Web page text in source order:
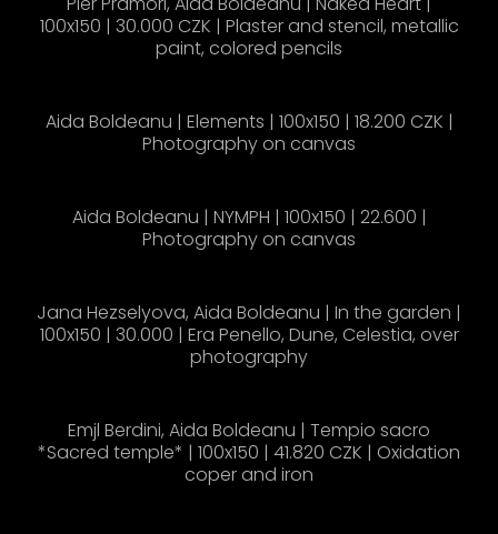
100x150 | 30.000 CZK | Plaster and stencil, metallic
paint, colored pencils
Aida Boldeanu | Elements | 100x150 | 18.200 CZK |
Photography on canvas
Aida Boldeanu | NYMPH | 100x150 | 22.600 |
Photography on canvas
Jana Hezselyova, Aida Boldeanu | In the garden |
100x150 | 30.000 | Era Penello, Dune, Celestia, over
photography
Emjl Berdini, Aida Boldeanu | Tempio sacro
*Sacred temple* | 100x150 | 41.820 CZK | Oxidation
coper and iron